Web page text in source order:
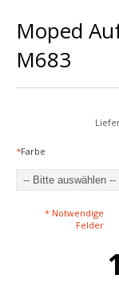
Moped
M683
*Farbe
* Notwendige
Felder